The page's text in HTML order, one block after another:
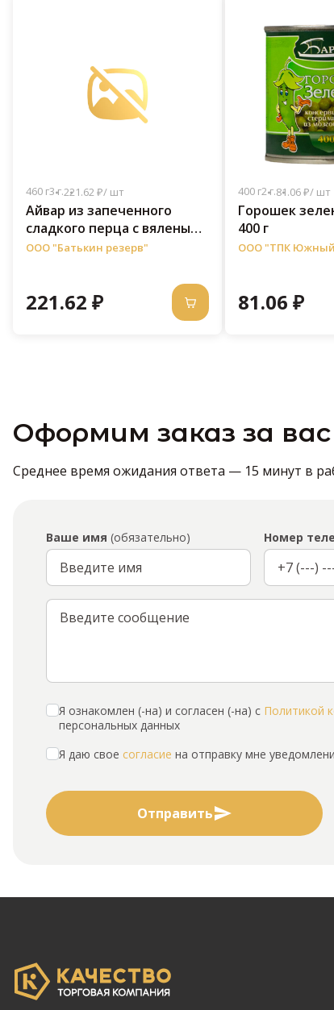
460 г3 г.221.62 ₽/ шт
Айвар из запеченного
сладкого перца с вялеными
томатами «Romatto» 250 г
ООО "Батькин резерв"
221.62 ₽
400 г2 г.81.06 ₽/ шт
Горошек
400 г
ООО "ТПК Южный
81.06 ₽
Оформим заказ за вас
Среднее время ожидания ответа — 15 минут в
Ваше имя (обязательно) Номер
Я ознакомлен (-на) и согласен (-на) с Политикой
персональных данных
Я даю свое согласие на отправку мне
Отправить